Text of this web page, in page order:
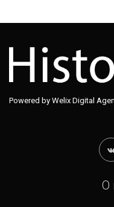
Powered by Welix Digital
О